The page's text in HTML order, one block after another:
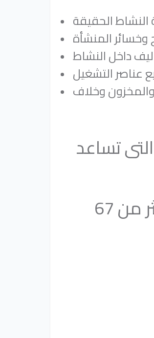
الحقيقة
وخلاف
تساعد
وبالتالى كخدمة مجانية من فريق هنساعدك تبدأ هو تقديم اكثر من 67